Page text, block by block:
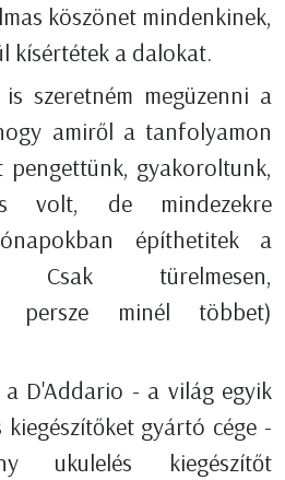
köszönet mindenkinek,
kísértétek a dalokat.
szeretném megüzenni a
amiről a tanfolyamon
pengettünk, gyakoroltunk,
de mindezekre
építhetitek a
Csak türelmesen,
persze minél többet)
D'Addario - a világ egyik
gyártó cége -
ukulelés kiegészítőt